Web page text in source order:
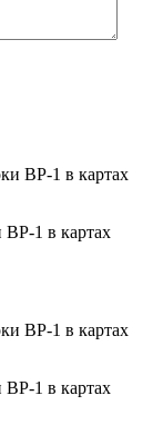
ВР-1 в картах
ВР-1 в картах